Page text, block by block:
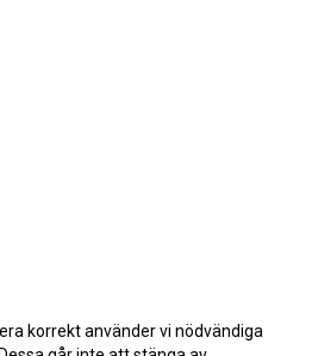
korrekt använder vi nödvändiga